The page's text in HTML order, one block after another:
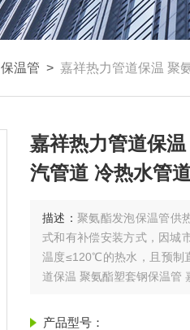
保温管 > 嘉祥热力管道保温 聚氨
嘉祥热力管道保
汽管道 冷热水管
描述：聚氨酯发泡保温管供
式和有补偿安装方式，因城
温度≤120℃的热水，且预制
道保温 聚氨酯塑套钢保温管
产品型号：